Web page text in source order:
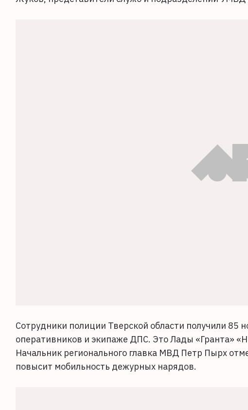
Сотрудники полиции Тверской области получили 85
оперативников и экипаже ДПС. Это Лады «Гранта»
Начальник регионального главка МВД Петр Пырх
повысит мобильность дежурных нарядов.